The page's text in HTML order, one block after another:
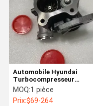
Automobile Hyundai
Turbocompresseur
TD04HL 28210-48000
Pièces détachées du
moteur
MOQ:1 pièce
Prix:$69-264